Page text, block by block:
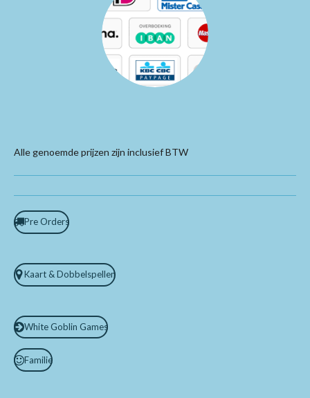
Alle genoemde prijzen zijn inclusief BTW
Pre Orders
Kaart & Dobbelspellen
White Goblin Games
Familie